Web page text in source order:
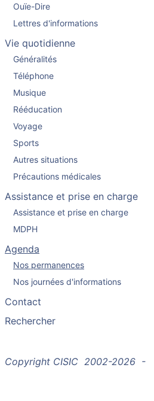
Ouïe-Dire
Lettres d'informations
Vie quotidienne
Généralités
Téléphone
Musique
Rééducation
Voyage
Sports
Autres situations
Précautions médicales
Assistance et prise en charge
Assistance et prise en charge
MDPH
Agenda
Nos permanences
Nos journées d'informations
Contact
Rechercher
Copyright CISIC 2002-2026 -